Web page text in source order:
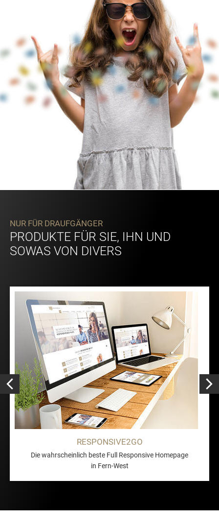
NUR FÜR DRAUFGÄNGER
PRODUKTE FÜR SIE, IHN UND
SOWAS VON DIVERS
RESPONSIVE2GO
Die wahrscheinlich beste Full Responsive Homepage
in Fern-West